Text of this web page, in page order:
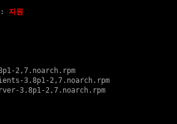
: 지원
2,7.noarch.rpm
3.8p1-2,7.noarch.rpm
3.8p1-2,7.noarch.rpm